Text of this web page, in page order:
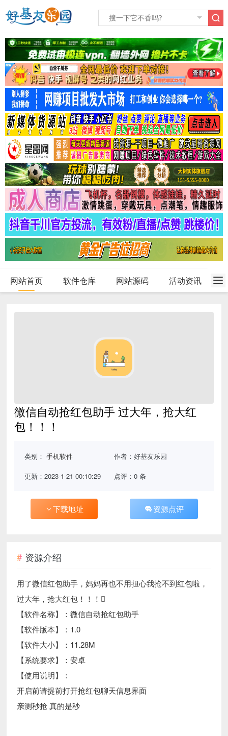
网站首页 软件仓库 网站源码 活动资讯
微信自动抢红包助手 过大年，抢大红
包！！！
类别：手机软件 作者：好基友乐园
更新：2023-1-21 00:10:29 点评：0 条
下载地址 资源点评
资源介绍
用了微信红包助手，妈妈再也不用担心我抢不到红包啦，
过大年，抢大红包！！！
【软件名称】：微信自动抢红包助手
【软件版本】：1.0
【软件大小】：11.28M
【系统要求】：安卓
【使用说明】：
开启前请提前打开抢红包聊天信息界面
亲测秒抢 真的是秒